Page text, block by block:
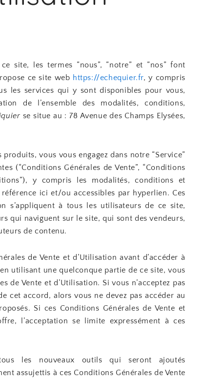
site, les termes “nous”, “notre” et “nos” font
ce site web https://echequier.fr, y compris
les services qui y sont disponibles pour vous,
de l’ensemble des modalités, conditions,
se situe au : 78 Avenue des Champs Elysées,
vous vous engagez dans notre “Service”
(“Conditions Générales de Vente”, “Conditions
y compris les modalités, conditions et
ici et/ou accessibles par hyperlien. Ces
s’appliquent à tous les utilisateurs de ce site,
qui naviguent sur le site, qui sont des vendeurs,
de contenu.
de Vente et d’Utilisation avant d’accéder à
utilisant une quelconque partie de ce site, vous
de Vente et d’Utilisation. Si vous n’acceptez pas
cet accord, alors vous ne devez pas accéder au
Si ces Conditions Générales de Vente et
l’acceptation se limite expressément à ces
les nouveaux outils qui seront ajoutés
assujettis à ces Conditions Générales de Vente